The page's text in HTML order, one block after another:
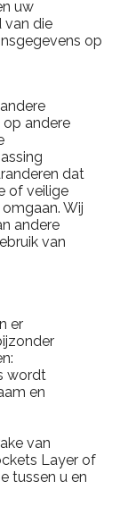
uw
van die
op
andere
dat
of veilige
Wij
andere
van
er
wordt
en
van
Layer of
tussen u en